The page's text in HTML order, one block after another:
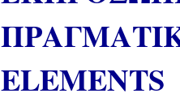
ELEMENTS